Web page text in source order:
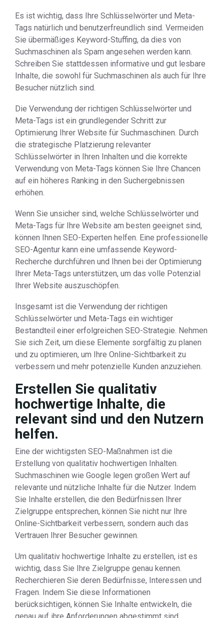
Es ist wichtig, dass Ihre Schlüsselwörter und Meta-
Tags natürlich und benutzerfreundlich sind. Vermeiden
Sie übermäßiges Keyword-Stuffing, da dies von
Suchmaschinen als Spam angesehen werden kann.
Schreiben Sie stattdessen informative und gut lesbare
Inhalte, die sowohl für Suchmaschinen als auch für Ihre
Besucher nützlich sind.
Die Verwendung der richtigen Schlüsselwörter und
Meta-Tags ist ein grundlegender Schritt zur
Optimierung Ihrer Website für Suchmaschinen. Durch
die strategische Platzierung relevanter
Schlüsselwörter in Ihren Inhalten und die korrekte
Verwendung von Meta-Tags können Sie Ihre Chancen
auf ein höheres Ranking in den Suchergebnissen
erhöhen.
Wenn Sie unsicher sind, welche Schlüsselwörter und
Meta-Tags für Ihre Website am besten geeignet sind,
können Ihnen SEO-Experten helfen. Eine professionelle
SEO-Agentur kann eine umfassende Keyword-
Recherche durchführen und Ihnen bei der Optimierung
Ihrer Meta-Tags unterstützen, um das volle Potenzial
Ihrer Website auszuschöpfen.
Insgesamt ist die Verwendung der richtigen
Schlüsselwörter und Meta-Tags ein wichtiger
Bestandteil einer erfolgreichen SEO-Strategie. Nehmen
Sie sich Zeit, um diese Elemente sorgfältig zu planen
und zu optimieren, um Ihre Online-Sichtbarkeit zu
verbessern und mehr potenzielle Kunden anzuziehen.
Erstellen Sie qualitativ
hochwertige Inhalte, die
relevant sind und den Nutzern
helfen.
Eine der wichtigsten SEO-Maßnahmen ist die
Erstellung von qualitativ hochwertigen Inhalten.
Suchmaschinen wie Google legen großen Wert auf
relevante und nützliche Inhalte für die Nutzer. Indem
Sie Inhalte erstellen, die den Bedürfnissen Ihrer
Zielgruppe entsprechen, können Sie nicht nur Ihre
Online-Sichtbarkeit verbessern, sondern auch das
Vertrauen Ihrer Besucher gewinnen.
Um qualitativ hochwertige Inhalte zu erstellen, ist es
wichtig, dass Sie Ihre Zielgruppe genau kennen.
Recherchieren Sie deren Bedürfnisse, Interessen und
Fragen. Indem Sie diese Informationen
berücksichtigen, können Sie Inhalte entwickeln, die